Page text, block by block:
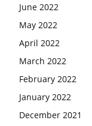
June 2022
May 2022
April 2022
March 2022
February 2022
January 2022
December 2021